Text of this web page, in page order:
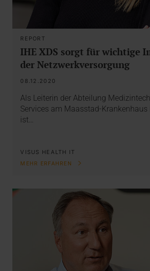
REPORT
IHE XDS sorgt für wichtige
der Netzwerkversorgung
08.12.2020
Als Leiterin der Abteilung
Services am Maasstad-Krankenhaus
ist…
VISUS HEALTH IT
MEHR ERFAHREN